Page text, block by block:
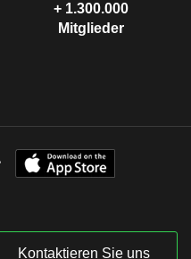
+ 1.300.000
Mitglieder
Kontaktieren Sie uns